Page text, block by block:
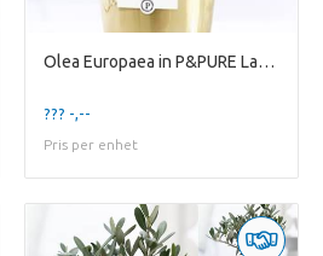
Olea Europaea in P&PURE Laryssa ceramics shiny gol
??? -,--
Pris per enhet